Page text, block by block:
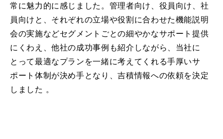
常に魅力的に感じました。管理者向け、役員向け、社
員向けと、それぞれの立場や役割に合わせた機能説明
会の実施などセグメントごとの細やかなサポート提供
にくわえ、他社の成功事例も紹介しながら、当社に
とって最適なプランを一緒に考えてくれる手厚いサ
ポート体制が決め手となり、吉積情報への依頼を決定
しました 。